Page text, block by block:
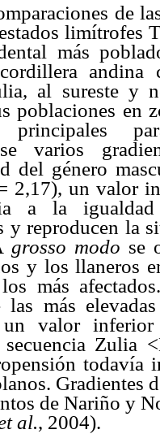
de
limítrofes
más
andina
al sureste y
poblaciones en
varios
del género
2,17), un valor
a la
y reproducen la
grosso modo se
y los llaneros
más
las más
un valor
Zulia
todavía
Gradientes
de Nariño y
al., 2004).